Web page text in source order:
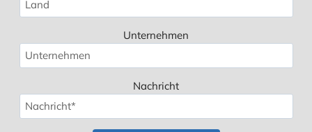
Unternehmen
Nachricht
Spanish